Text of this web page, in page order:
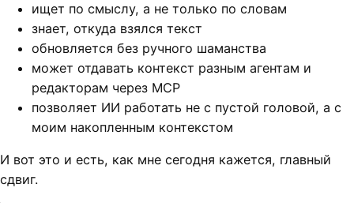
ищет по смыслу, а не только по словам
знает, откуда взялся текст
обновляется без ручного шаманства
может отдавать контекст разным агентам и
редакторам через MCP
позволяет ИИ работать не с пустой головой, а с
моим накопленным контекстом
И вот это и есть, как мне сегодня кажется, главный
сдвиг.